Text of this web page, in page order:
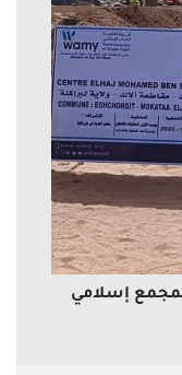
إسلامي